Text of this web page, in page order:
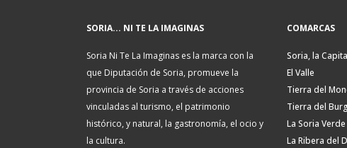
SORIA... NI TE LA IMAGINAS
Soria Ni Te La Imaginas es la marca con la
que Diputación de Soria, promueve la
provincia de Soria a través de acciones
vinculadas al turismo, el patrimonio
histórico, y natural, la gastronomía, el ocio y
la cultura.
COMARCAS
Soria, la
El Valle
Tierra del
Tierra del
La Soria Verde
La Ribera del